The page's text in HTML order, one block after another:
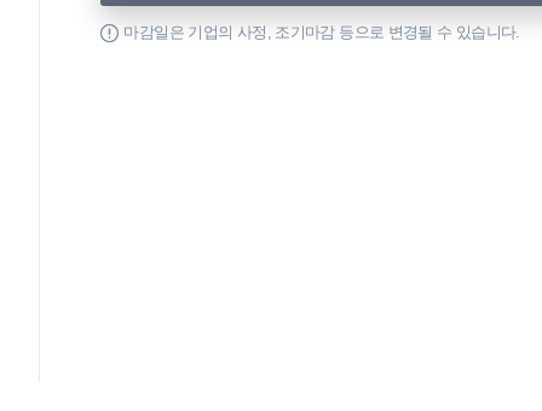
마감일은 기업의 사정, 조기마감 등으로 변경될 수 있습니다.